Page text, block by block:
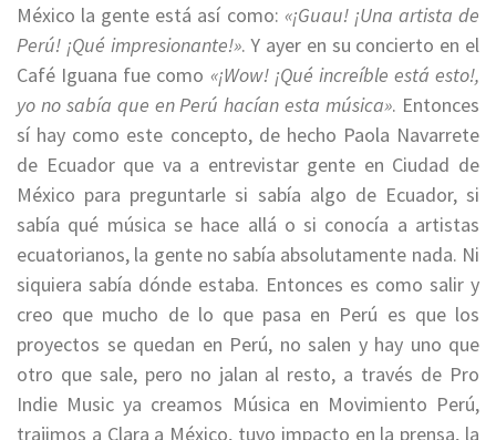
México la gente está así como: «¡Guau! ¡Una artista de
Perú! ¡Qué impresionante!». Y ayer en su concierto en el
Café Iguana fue como «¡Wow! ¡Qué increíble está esto!,
yo no sabía que en Perú hacían esta música». Entonces
sí hay como este concepto, de hecho Paola Navarrete
de Ecuador que va a entrevistar gente en Ciudad de
México para preguntarle si sabía algo de Ecuador, si
sabía qué música se hace allá o si conocía a artistas
ecuatorianos, la gente no sabía absolutamente nada. Ni
siquiera sabía dónde estaba. Entonces es como salir y
creo que mucho de lo que pasa en Perú es que los
proyectos se quedan en Perú, no salen y hay uno que
otro que sale, pero no jalan al resto, a través de Pro
Indie Music ya creamos Música en Movimiento Perú,
trajimos a Clara a México, tuvo impacto en la prensa, la